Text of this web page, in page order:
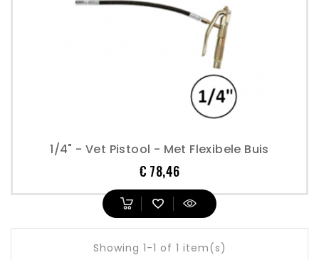
1/4" - Vet Pistool - Met Flexibele Buis
€ 78,46Prijs
Showing 1-1 of 1 item(s)